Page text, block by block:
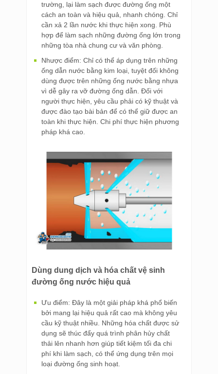
trường, lại làm sạch được đường ống một
cách an toàn và hiệu quả, nhanh chóng. Chỉ
cần xả 2 lần nước khi thực hiện xong. Phù
hợp để làm sạch những đường ống lớn trong
những tòa nhà chung cư và văn phòng.
Nhược điểm: Chỉ có thể áp dụng trên những
ống dẫn nước bằng kim loại, tuyệt đối không
dùng được trên những ống nước bằng nhựa
vì dễ gây ra vỡ đường ống dẫn. Đối với
người thực hiện, yêu cầu phải có kỹ thuật và
được đào tạo bài bản để có thể giữ được an
toàn khi thực hiện. Chi phí thực hiện phương
pháp khá cao.
Dùng dung dịch và hóa chất vệ sinh
đường ống nước hiệu quả
Ưu điểm: Đây là một giải pháp khá phổ biến
bởi mang lại hiệu quả rất cao mà không yêu
cầu kỹ thuật nhiều. Những hóa chất được sử
dụng sẽ thúc đẩy quá trình phân hủy chất
thải lên nhanh hơn giúp tiết kiệm tối đa chi
phí khi làm sạch, có thể ứng dụng trên mọi
loại đường ống sinh hoạt.